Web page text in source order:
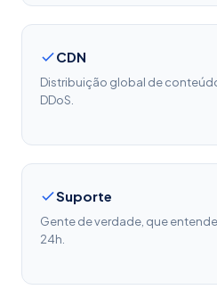
CDN
Distribuição global de
DDoS.
Suporte
Gente de verdade, que
24h.